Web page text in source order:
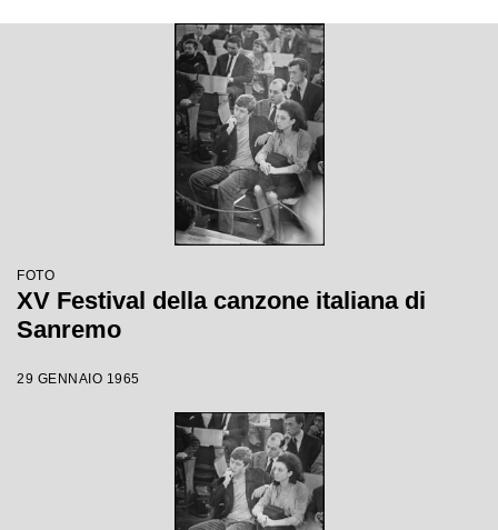
FOTO
XV Festival della canzone italiana di
Sanremo
29 GENNAIO 1965